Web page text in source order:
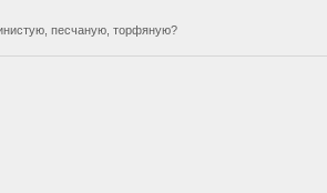
песчаную, торфяную?